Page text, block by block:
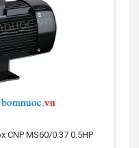
CNP MS60/0.37 0.5HP